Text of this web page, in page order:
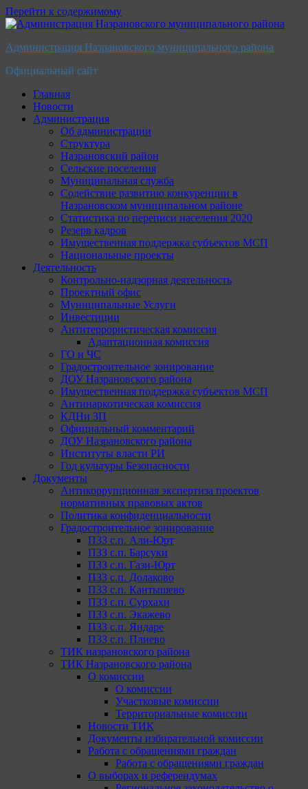
Перейти к содержимому
Администрация Назрановского муниципального района
Официальный сайт
Главная
Новости
Администрация
Об администрации
Структура
Назрановский район
Сельские поселения
Муниципальная служба
Содействие развитию конкуренции в
Назрановском муниципальном районе
Статистика по переписи населения 2020
Резерв кадров
Имущественная поддержка субъектов МСП
Национальные проекты
Деятельность
Контрольно-надзорная деятельность
Проектный офис
Муниципальные Услуги
Инвестиции
Антитеррористическая комиссия
Адаптационная комиссия
ГО и ЧС
Градостроительное зонирование
ДОУ Назрановского района
Имущественная поддержка субъектов МСП
Антинаркотическая комиссия
КДНи ЗП
Официальный комментарий
ДОУ Назрановского района
Институты власти РИ
Год культуры Безопасности
Документы
Антикоррупционная экспертиза проектов
нормативных правовых актов
Политика конфиденциальности
Градостроительное зонирование
ПЗЗ с.п. Али-Юрт
ПЗЗ с.п. Барсуки
ПЗЗ с.п. Гази-Юрт
ПЗЗ с.п. Долаково
ПЗЗ с.п. Кантышево
ПЗЗ с.п. Сурхахи
ПЗЗ с.п. Экажево
ПЗЗ с.п. Яндаре
ПЗЗ с.п. Плиево
ТИК назрановского района
ТИК Назрановского района
О комиссии
О комиссии
Участковые комиссии
Территориальные комиссии
Новости ТИК
Документы избирательной комиссии
Работа с обращениями граждан
Работа с обращениями граждан
О выборах и референдумах